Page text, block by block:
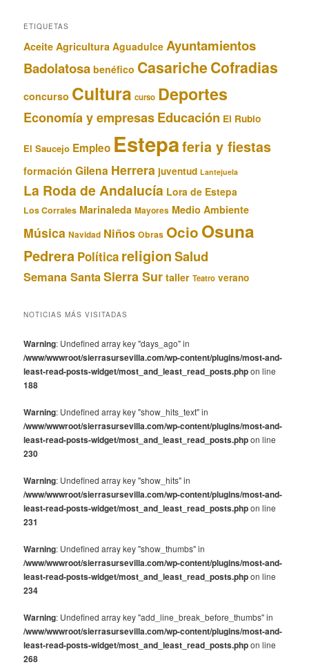
ETIQUETAS
Aceite Agricultura Aguadulce Ayuntamientos
Badolatosa benéfico CasaricheCofradias
concurso Cultura curso Deportes
Economía y empresasEducación El Rubio
El Saucejo Empleo Estepaferia y fiestas
formación Gilena Herrera juventud Lantejuela
La Roda de Andalucía Lora de Estepa
Los Corrales Marinaleda Mayores Medio Ambiente
Música Navidad Niños Obras Ocio Osuna
Pedrera Política religionSalud
Semana SantaSierra Sur taller Teatro verano
NOTICIAS MÁS VISITADAS
Warning: Undefined array key "days_ago" in
/www/wwwroot/sierrasursevilla.com/wp-content/plugins/most-and-
least-read-posts-widget/most_and_least_read_posts.phpon line
188
Warning: Undefined array key "show_hits_text" in
/www/wwwroot/sierrasursevilla.com/wp-content/plugins/most-and-
least-read-posts-widget/most_and_least_read_posts.phpon line
230
Warning: Undefined array key "show_hits" in
/www/wwwroot/sierrasursevilla.com/wp-content/plugins/most-and-
least-read-posts-widget/most_and_least_read_posts.phpon line
231
Warning: Undefined array key "show_thumbs" in
/www/wwwroot/sierrasursevilla.com/wp-content/plugins/most-and-
least-read-posts-widget/most_and_least_read_posts.phpon line
234
Warning: Undefined array key "add_line_break_before_thumbs" in
/www/wwwroot/sierrasursevilla.com/wp-content/plugins/most-and-
least-read-posts-widget/most_and_least_read_posts.phpon line
268